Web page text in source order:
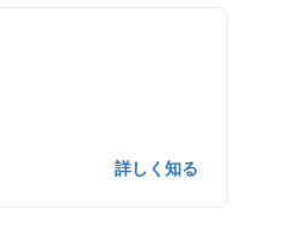
詳しく知る